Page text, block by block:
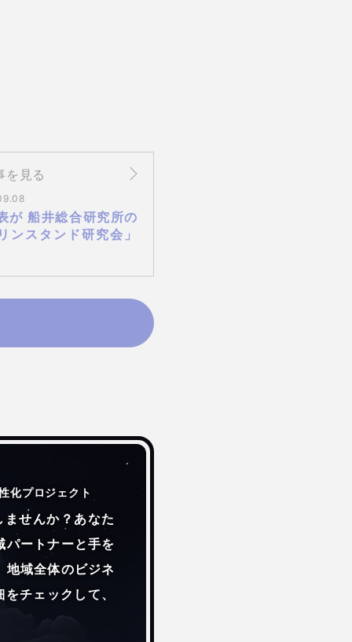
を見る
が 船井総合研究所の
ンスタンド研究会」
化プロジェクト
せんか？あなた
パートナーと手を
地域全体のビジネ
チェックして、